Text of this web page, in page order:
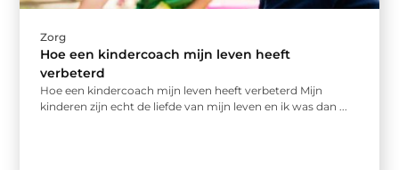
Zorg
Hoe een kindercoach mijn leven heeft
verbeterd
Hoe een kindercoach mijn leven heeft verbeterd Mijn
kinderen zijn echt de liefde van mijn leven en ik was dan ...